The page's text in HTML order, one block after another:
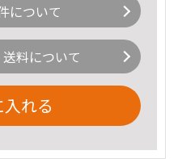
について
料について
れる